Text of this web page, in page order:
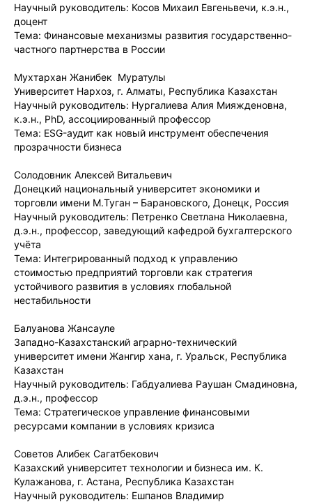
Научный руководитель: Косов Михаил Евгеньвечи, к.э.н.,
доцент
Тема: Финансовые механизмы развития государственно-
частного партнерства в России
Мухтархан Жанибек Муратулы
Университет Нархоз, г. Алматы, Республика Казахстан
Научный руководитель: Нургалиева Алия Мияжденовна,
к.э.н., PhD, ассоциированный профессор
Тема: ESG-аудит как новый инструмент обеспечения
прозрачности бизнеса
Солодовник Алексей Витальевич
Донецкий национальный университет экономики и
торговли имени М.Туган – Барановского, Донецк, Россия
Научный руководитель: Петренко Светлана Николаевна,
д.э.н., профессор, заведующий кафедрой бухгалтерского
учёта
Тема: Интегрированный подход к управлению
стоимостью предприятий торговли как стратегия
устойчивого развития в условиях глобальной
нестабильности
Балуанова Жансауле
Западно-Казахстанский аграрно-технический
университет имени Жангир хана, г. Уральск, Республика
Казахстан
Научный руководитель: Габдуалиева Раушан Смадиновна,
д.э.н., профессор
Тема: Стратегическое управление финансовыми
ресурсами компании в условиях кризиса
Советов Алибек Сагатбекович
Казахский университет технологии и бизнеса им. К.
Кулажанова, г. Астана, Республика Казахстан
Научный руководитель: Ешпанов Владимир